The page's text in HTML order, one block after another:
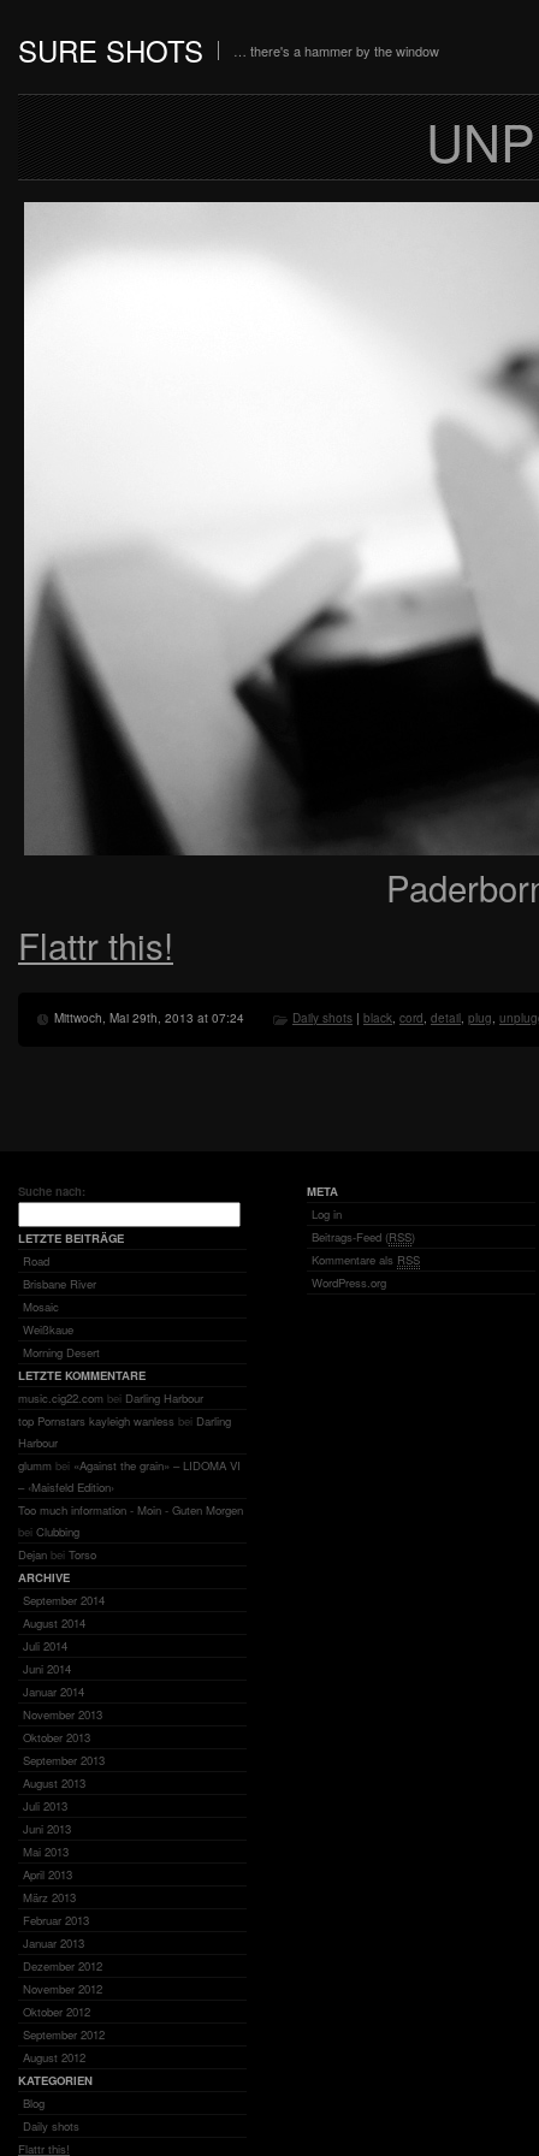
SURE SHOTS … there's a hammer by the window
Flattr this!
Mittwoch, Mai 29th, 2013 at 07:24 Daily shots | black, cord, detail, plug,
Suche nach:
LETZTE BEITRÄGE
Road
Brisbane River
Mosaic
Weißkaue
Morning Desert
LETZTE KOMMENTARE
music.cig22.com bei Darling Harbour
top Pornstars kayleigh wanless bei Darling
Harbour
glumm bei «Against the grain» – LIDOMA VI
– ‹Maisfeld Edition›
Too much information - Moin - Guten Morgen
bei Clubbing
Dejan bei Torso
ARCHIVE
September 2014
August 2014
Juli 2014
Juni 2014
Januar 2014
November 2013
Oktober 2013
September 2013
August 2013
Juli 2013
Juni 2013
Mai 2013
April 2013
März 2013
Februar 2013
Januar 2013
Dezember 2012
November 2012
Oktober 2012
September 2012
August 2012
KATEGORIEN
Blog
Daily shots
Flattr this!
META
Log in
Beitrags-Feed (RSS)
Kommentare als RSS
WordPress.org